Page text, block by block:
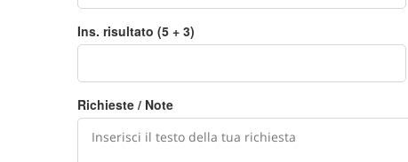
Ins. risultato (5 + 3)
Richieste / Note